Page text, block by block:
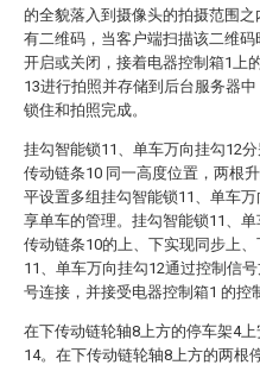
的全貌落入到摄像头的拍摄范围
有二维码，当客户端扫描该二维
开启或关闭，接着电器控制箱1上
13进行拍照并存储到后台服务器
锁住和拍照完成。
挂勾智能锁11、单车万向挂勾12
传动链条10 同一高度位置，两根
平设置多组挂勾智能锁11、单车
享单车的管理。挂勾智能锁11、
传动链条10的上、下实现同步上
11、单车万向挂勾12通过控制信
号连接，并接受电器控制箱1 的控
在下传动链轮轴8上方的停车架4
14。在下传动链轮轴8上方的两根